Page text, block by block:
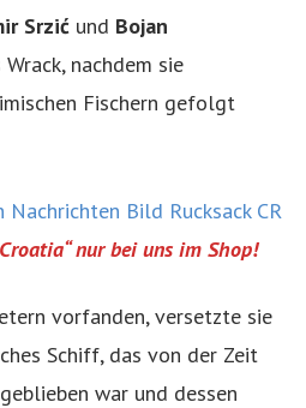
Srzić und Bojan
nachdem sie
Fischern gefolgt
nur bei uns im Shop!
vorfanden, versetzte sie
Schiff, das von der Zeit
war und dessen